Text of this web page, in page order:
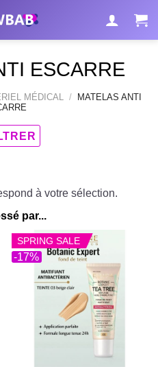
ESCARRE
MÉDICAL /
MATELAS ANTI
à votre sélection.
par...
-17%
SPRING SALE